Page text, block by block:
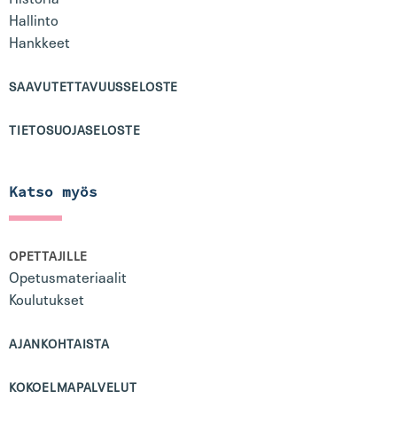
Hallinto
Hankkeet
SAAVUTETTAVUUSSELOSTE
TIETOSUOJASELOSTE
Katso myös
OPETTAJILLE
Opetusmateriaalit
Koulutukset
AJANKOHTAISTA
KOKOELMAPALVELUT